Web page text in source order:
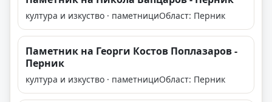
култура и изкуство · паметнициОбласт: Перник
Паметник на Георги Костов Поплазаров -
Перник
култура и изкуство · паметнициОбласт: Перник